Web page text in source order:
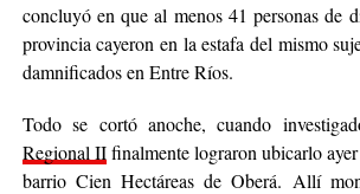
concluyó en que al menos 41 personas de
provincia cayeron en la estafa del mismo
damnificados en Entre Ríos.
Todo se cortó anoche, cuando
Regional IIfinalmente lograron ubicarlo
barrio Cien Hectáreas de Oberá. Allí